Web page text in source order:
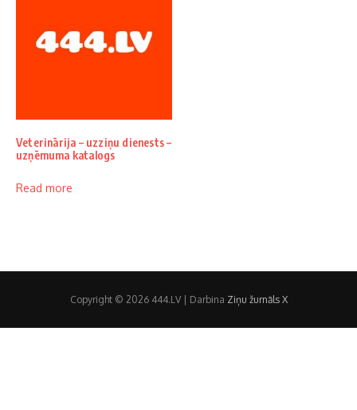
Veterinārija – uzziņu dienests –
uzņēmuma katalogs
Read more
Copyright © 2026 444.LV | Darbina Ziņu žurnāls X